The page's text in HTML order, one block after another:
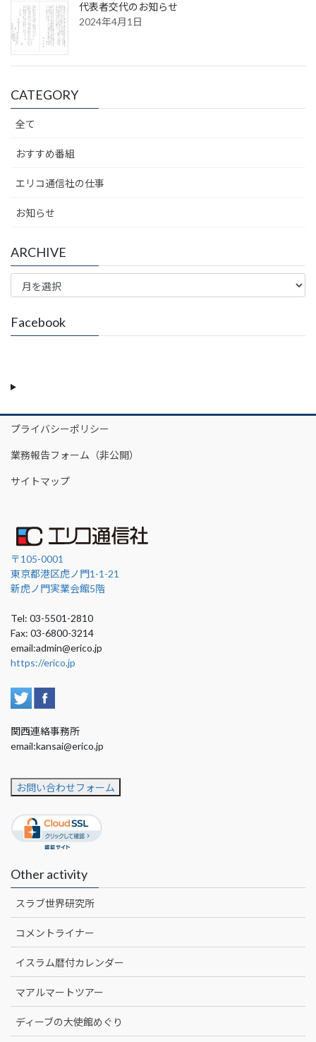
代表者交代のお知らせ
2024年4月1日
CATEGORY
全て
おすすめ番組
エリコ通信社の仕事
お知らせ
ARCHIVE
ARCHIVE
Facebook
プライバシーポリシー
業務報告フォーム（非公開）
サイトマップ
〒105-0001
東京都港区虎ノ門1-1-21
新虎ノ門実業会館5階
Tel: 03-5501-2810
Fax: 03-6800-3214
email:admin@erico.jp
https://erico.jp
関西連絡事務所
email:kansai@erico.jp
お問い合わせフォーム
Other activity
スラブ世界研究所
コメントライナー
イスラム暦付カレンダー
マアルマートツアー
ディーブの大使館めぐり